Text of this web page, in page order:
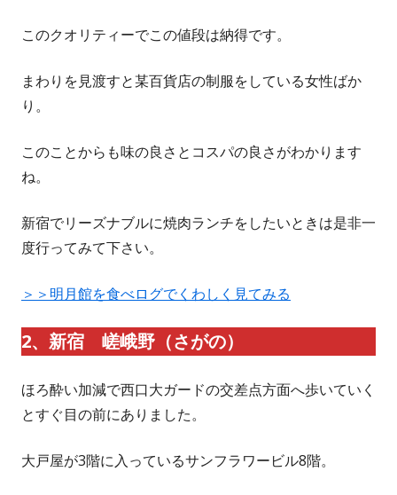
このクオリティーでこの値段は納得です。
まわりを見渡すと某百貨店の制服をしている女性ばか
り。
このことからも味の良さとコスパの良さがわかります
ね。
新宿でリーズナブルに焼肉ランチをしたいときは是非一
度行ってみて下さい。
＞＞明月館を食べログでくわしく見てみる
2、新宿 嵯峨野（さがの）
ほろ酔い加減で西口大ガードの交差点方面へ歩いていく
とすぐ目の前にありました。
大戸屋が3階に入っているサンフラワービル8階。